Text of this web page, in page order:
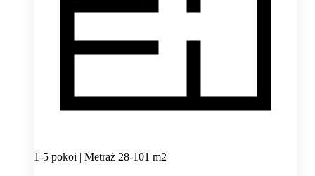
1-5 pokoi | Metraż 28-101 m2